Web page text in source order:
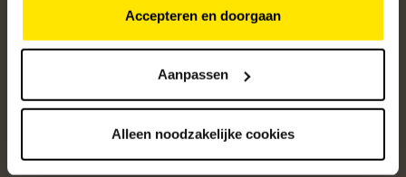
Accepteren en doorgaan
Aanpassen
Alleen noodzakelijke cookies
Altijd op de hoogte van onze acties
Ontvang de beste aanbiedingen en persoonlijk advies.
Aanmelden